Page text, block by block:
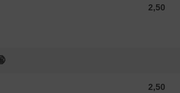
2,50
2,50 EUR
2,50
2,50 EUR